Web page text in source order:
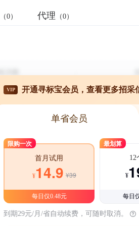
（0） 代理 （0）
VIP 开通寻标宝会员，查看更多招采
单省会员
限购一次
首月试用
¥14.9 ¥39
每日仅0.48元
最划算
12
¥
每日
到期29元/月/省自动续费，可随时取消。